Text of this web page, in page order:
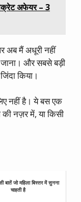
अफेयर – 3
अब मैं अधूरी नहीं
और सबसे बड़ी
किया।
नहीं है। ये बस एक
नज़र में, या किसी
बातें जो महिला बिस्तर में सुनना
चाहती है